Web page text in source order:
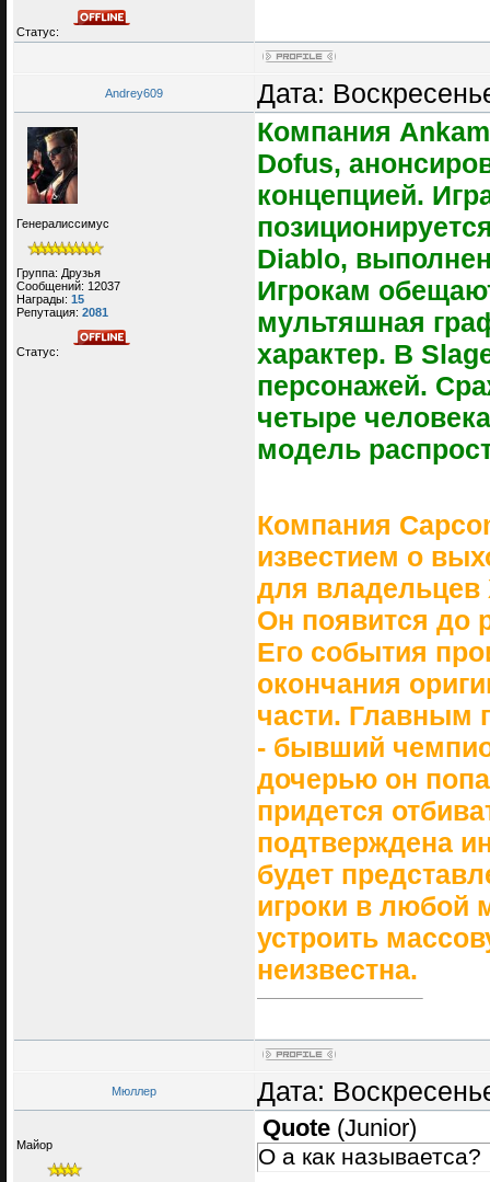
Статус:
Andrey609 Дата:
Генералиссимус
Группа: Друзья
Сообщений: 12037
Награды: 15
Репутация: 2081
Статус:
Компания
Dofus,
концепцией.
Diablo,
Игрокам
мультяшная
характер. В
персонажей.
четыре
модель
Компания
известием о
для владельцев
Он появится до
Его события
окончания
части. Главным
- бывший
дочерью он
придется
подтверждена
будет
игроки в любой
устроить
неизвестна.
Мюллер Дата:
Майор
Quote (Junior)
О а как называетса?